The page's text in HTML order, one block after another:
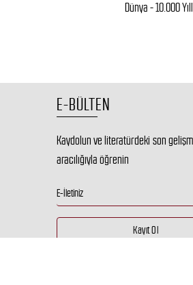
Dünya - 10.000
E-BÜLTEN
Kaydolun ve literatürdeki son
aracılığıyla öğrenin